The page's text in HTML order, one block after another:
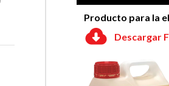
Producto para la
Descargar